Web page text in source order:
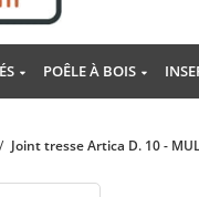
POÊLE À BOIS
/ Joint tresse Artica D. 10 -